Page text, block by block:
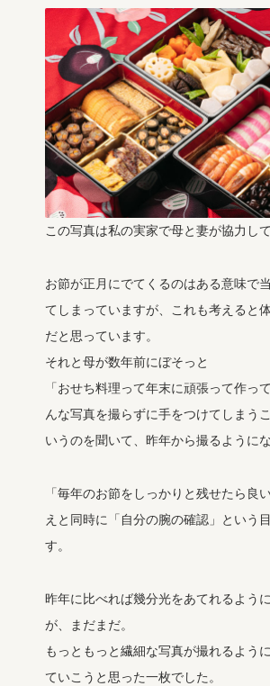
この写真は私の実家で母と妻が協力し
お節が正月にでてくるのはある意味で
てしまっていますが、これも考えると
だと思っています。
それと母が数年前にぼそっと
「おせち料理って年末に頑張って作っ
んな写真を撮らずに手をつけてしまう
いうのを聞いて、昨年から撮るようにな
「毎年のお節をしっかりと残せたら良
えと同時に「自分の腕の確認」という
す。
昨年に比べれば幾分光をあてれるよう
が、まだまだ。
もっともっと繊細な写真が撮れるよう
ていこうと思った一枚でした。